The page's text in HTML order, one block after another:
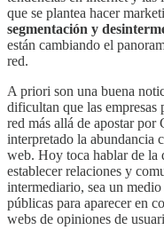
que se plantea hacer
segmentación y
están cambiando el
red.
A priori son una buena
dificultan que las empresas
red más allá de apostar por
interpretado la abundancia
web. Hoy toca hablar de la
establecer relaciones y
intermediario, sea un
públicas para aparecer en
webs de opiniones de